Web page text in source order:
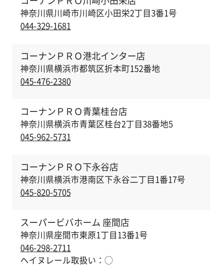
神奈川県川崎市川崎区小田栄2丁目3番1号
044-329-1681
コーナンＰＲＯ港北インター店
神奈川県横浜市都筑区折本町152番地
045-476-2380
コーナンＰＲＯ青葉桂台店
神奈川県横浜市青葉区桂台2丁目38番地5
045-962-5731
コーナンＰＲＯ下永谷店
神奈川県横浜市港南区下永谷二丁目1番17号
045-820-5705
スーパービバホーム 座間店
神奈川県座間市東原1丁目13番1号
046-298-2711
ヘイヌレール取扱い： ◯